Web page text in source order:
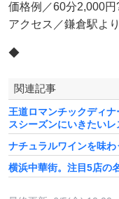
価格例／60分2,000
アクセス／鎌倉駅よ
◆
関連記事
王道ロマンチックディ
スシーズンにいきたい
ナチュラルワインを味
横浜中華街。注目5店の